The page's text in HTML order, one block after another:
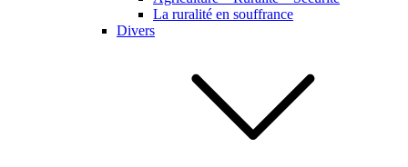
La ruralité en souffrance
Divers